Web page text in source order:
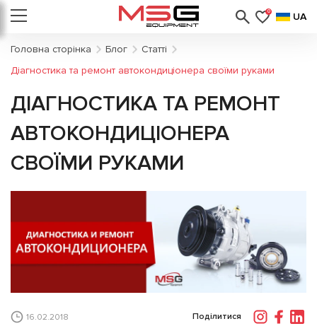
0 UA
Головна сторінка Блог
Статті
Діагностика та ремонт автокондиціонера своїми руками
ДІАГНОСТИКА ТА РЕМОНТ
АВТОКОНДИЦІОНЕРА
СВОЇМИ РУКАМИ
16.02.2018 Поділитися